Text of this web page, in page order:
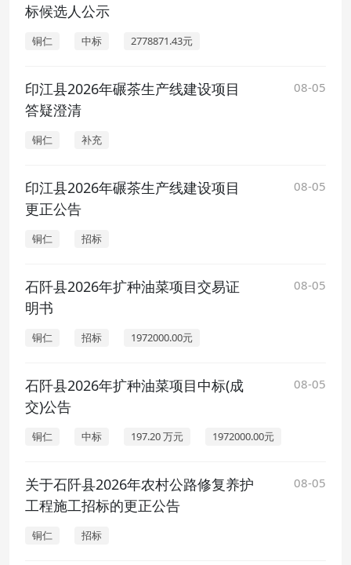
标候选人公示
铜仁 中标 2778871.43元
印江县2026年碾茶生产线建设项目
答疑澄清
08-05
铜仁 补充
印江县2026年碾茶生产线建设项目
更正公告
08-05
铜仁 招标
石阡县2026年扩种油菜项目交易证
明书
08-05
铜仁 招标 1972000.00元
石阡县2026年扩种油菜项目中标(成
交)公告
08-05
铜仁 中标 197.20 万元 1972000.00元
关于石阡县2026年农村公路修复养护
工程施工招标的更正公告
08-05
铜仁 招标